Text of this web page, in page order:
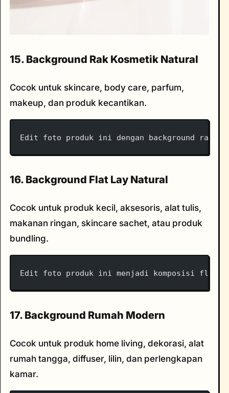
15. Background Rak Kosmetik Natural
Cocok untuk skincare, body care, parfum,
makeup, dan produk kecantikan.
Edit foto produk ini dengan background rak
16. Background Flat Lay Natural
Cocok untuk produk kecil, aksesoris, alat tulis,
makanan ringan, skincare sachet, atau produk
bundling.
Edit foto produk ini menjadi komposisi flat
17. Background Rumah Modern
Cocok untuk produk home living, dekorasi, alat
rumah tangga, diffuser, lilin, dan perlengkapan
kamar.